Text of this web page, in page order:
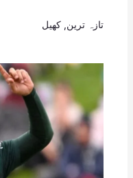
تازہ ترین کھیل